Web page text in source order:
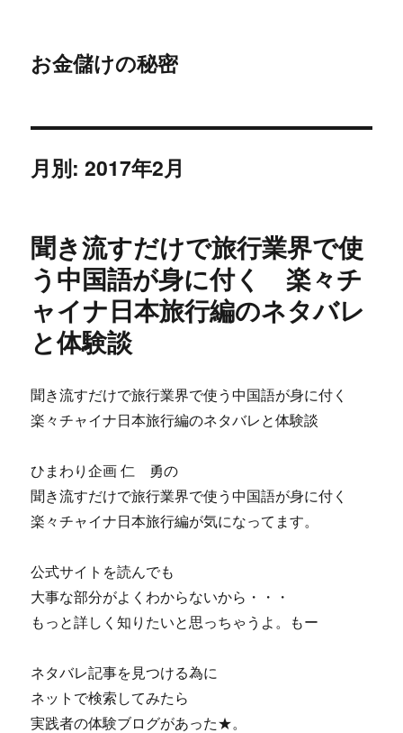
お金儲けの秘密
月別: 2017年2月
聞き流すだけで旅行業界で使
う中国語が身に付く 楽々チ
ャイナ日本旅行編のネタバレ
と体験談
聞き流すだけで旅行業界で使う中国語が身に付く
楽々チャイナ日本旅行編のネタバレと体験談
ひまわり企画 仁 勇の
聞き流すだけで旅行業界で使う中国語が身に付く
楽々チャイナ日本旅行編が気になってます。
公式サイトを読んでも
大事な部分がよくわからないから・・・
もっと詳しく知りたいと思っちゃうよ。もー
ネタバレ記事を見つける為に
ネットで検索してみたら
実践者の体験ブログがあった★。